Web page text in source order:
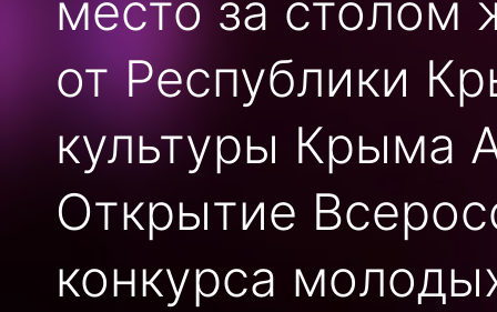
от Республики
культуры Крыма
Открытие
конкурса